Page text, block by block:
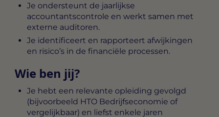
Je ondersteunt de jaarlijkse
accountantscontrole en werkt samen met
externe auditoren.
Je identificeert en rapporteert afwijkingen
en risico’s in de financiële processen.
Wie ben jij?
Je hebt een relevante opleiding gevolgd
(bijvoorbeeld HTO Bedrijfseconomie of
vergelijkbaar) en liefst enkele jaren